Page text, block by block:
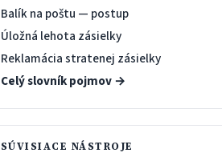
Balík na poštu — postup
Úložná lehota zásielky
Reklamácia stratenej zásielky
Celý slovník pojmov →
SÚVISIACE NÁSTROJE